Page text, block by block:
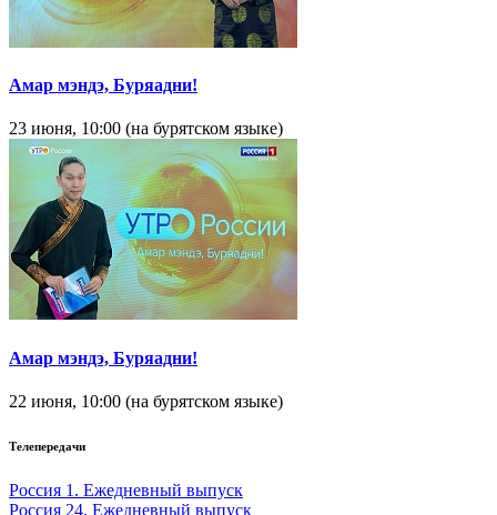
Амар мэндэ, Буряадни!
23 июня, 10:00 (на бурятском языке)
Амар мэндэ, Буряадни!
22 июня, 10:00 (на бурятском языке)
Телепередачи
Россия 1. Ежедневный выпуск
Россия 24. Ежедневный выпуск